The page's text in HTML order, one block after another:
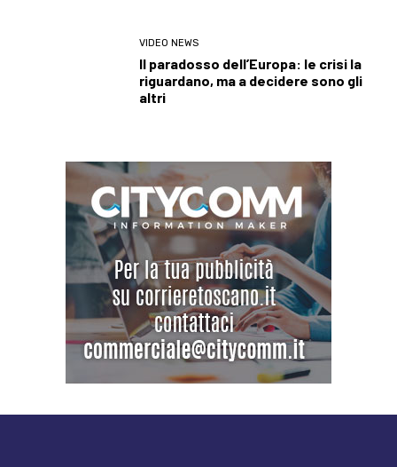
VIDEO NEWS
Il paradosso dell’Europa: le crisi la
riguardano, ma a decidere sono gli
altri